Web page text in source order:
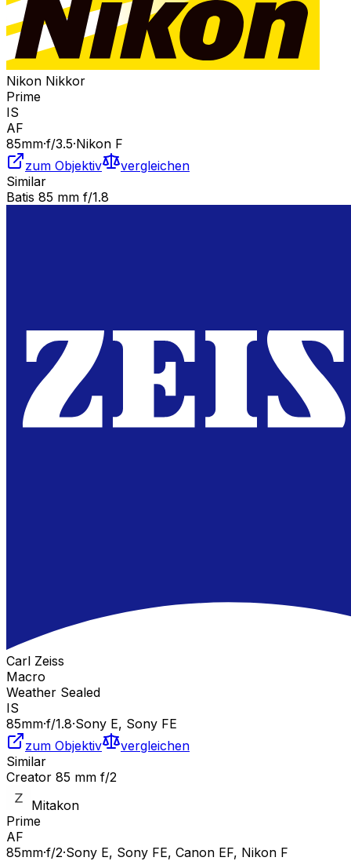
Nikon Nikkor
Prime
IS
AF
85mm·f/3.5·Nikon F
zum Objektiv
vergleichen
Similar
Batis 85 mm f/1.8
Carl Zeiss
Macro
Weather Sealed
IS
85mm·f/1.8·Sony E, Sony FE
zum Objektiv
vergleichen
Similar
Creator 85 mm f/2
Mitakon
Prime
AF
85mm·f/2·Sony E, Sony FE, Canon EF, Nikon F